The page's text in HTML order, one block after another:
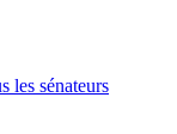
les sénateurs